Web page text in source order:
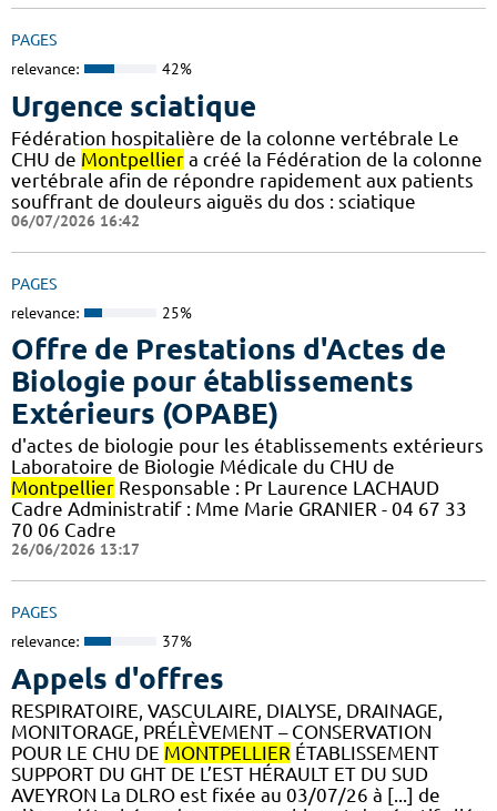
PAGES
relevance: 42%
Urgence sciatique
Fédération hospitalière de la colonne vertébrale Le
CHU de Montpellier a créé la Fédération de la colonne
vertébrale afin de répondre rapidement aux patients
souffrant de douleurs aiguës du dos : sciatique
06/07/2026 16:42
PAGES
relevance: 25%
Offre de Prestations d'Actes de
Biologie pour établissements
Extérieurs (OPABE)
d'actes de biologie pour les établissements extérieurs
Laboratoire de Biologie Médicale du CHU de
Montpellier Responsable : Pr Laurence LACHAUD
Cadre Administratif : Mme Marie GRANIER - 04 67 33
70 06 Cadre
26/06/2026 13:17
PAGES
relevance: 37%
Appels d'offres
RESPIRATOIRE, VASCULAIRE, DIALYSE, DRAINAGE,
MONITORAGE, PRÉLÈVEMENT – CONSERVATION
POUR LE CHU DE MONTPELLIER ÉTABLISSEMENT
SUPPORT DU GHT DE L’EST HÉRAULT ET DU SUD
AVEYRON La DLRO est fixée au 03/07/26 à [...] de